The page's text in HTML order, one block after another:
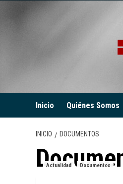
Inicio Quiénes Somos
INICIO DOCUMENTOS
Actualidad Documentos